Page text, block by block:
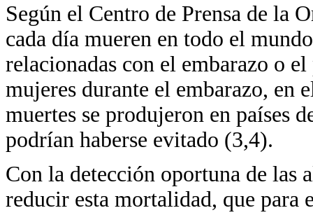
Según el Centro de Prensa de la
cada día mueren en todo el
relacionadas con el embarazo o
mujeres durante el embarazo, en
muertes se produjeron en países
podrían haberse evitado (3,4).
Con la detección oportuna de las
reducir esta mortalidad, que para